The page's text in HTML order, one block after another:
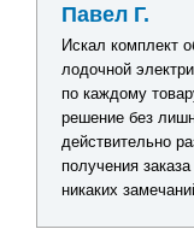
Павел Г.
Искал комплект
лодочной
по каждому
решение без
действительно
получения
никаких